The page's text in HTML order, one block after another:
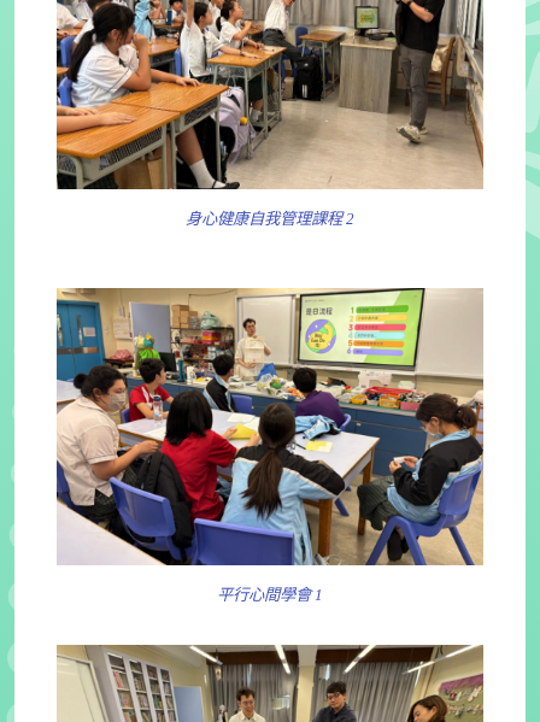
身心健康自我管理課程 2
平行心間學會 1